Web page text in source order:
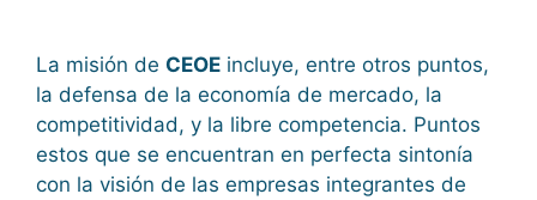
La misión de CEOE incluye, entre otros puntos,
la defensa de la economía de mercado, la
competitividad, y la libre competencia. Puntos
estos que se encuentran en perfecta sintonía
con la visión de las empresas integrantes de